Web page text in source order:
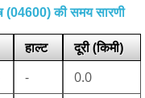
(04600) की समय सारणी
हाल्ट
दूरी (किमी)
-
0.0